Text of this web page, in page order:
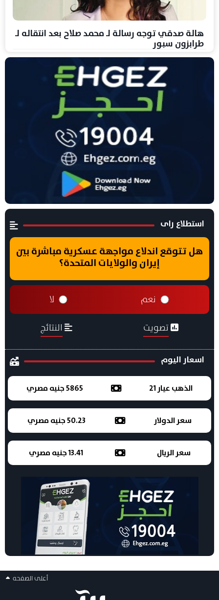
هالة صدقي توجه رسالة لـ محمد صلاح بعد انتقاله لـ
طرابزون سبور
استطلاع راى
هل تتوقع اندلاع مواجهة عسكرية مباشرة بين
إيران والولايات المتحدة؟
نعم لا
تصويت النتائج
اسعار اليوم
الذهب عيار 21 5865 جنيه مصري
سعر الدولار 50.23 جنيه مصري
سعر الريال 13.41 جنيه مصري
أعلى الصفحه